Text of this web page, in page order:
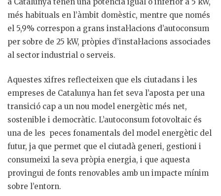
a Catalunya tenen una potència igual o inferior a 5 kW,
més habituals en l’àmbit domèstic, mentre que només
el 5,9% correspon a grans instal·lacions d’autoconsum
per sobre de 25 kW, pròpies d’instal·lacions associades
al sector industrial o serveis.
Aquestes xifres reflecteixen que els ciutadans i les
empreses de Catalunya han fet seva l’aposta per una
transició cap a un nou model energètic més net,
sostenible i democràtic. L’autoconsum fotovoltaic és
una de les peces fonamentals del model energètic del
futur, ja que permet que el ciutadà generi, gestioni i
consumeixi la seva pròpia energia, i que aquesta
provingui de fonts renovables amb un impacte mínim
sobre l’entorn.